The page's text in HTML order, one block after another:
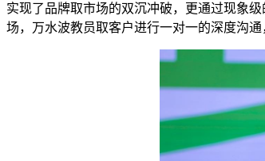
实现了品牌取市场的双沉冲破，更通过现象
场，万水波教员取客户进行一对一的深度沟